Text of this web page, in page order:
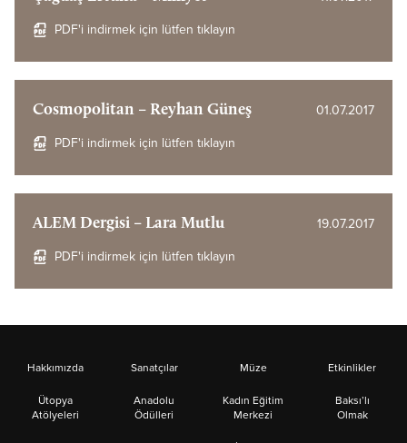
PDF'i indirmek için lütfen tıklayın
Cosmopolitan – Reyhan Güneş 01.07.2017
PDF'i indirmek için lütfen tıklayın
ALEM Dergisi – Lara Mutlu 19.07.2017
PDF'i indirmek için lütfen tıklayın
Hakkımızda Sanatçılar Müze Etkinlikler
Ütopya
Atölyeleri
Anadolu
Ödülleri
Kadın Eğitim
Merkezi
Baksı’lı
Olmak